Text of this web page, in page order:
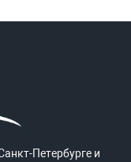
Петербурге и